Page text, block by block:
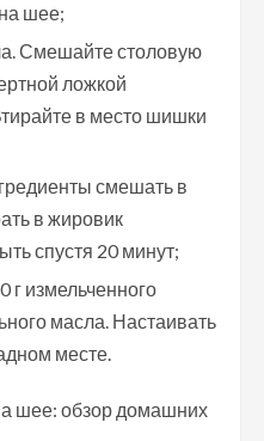
шее;
Смешайте столовую
ложкой
в место шишки
смешать в
в жировик
спустя 20 минут;
г измельченного
масла. Настаивать
месте.